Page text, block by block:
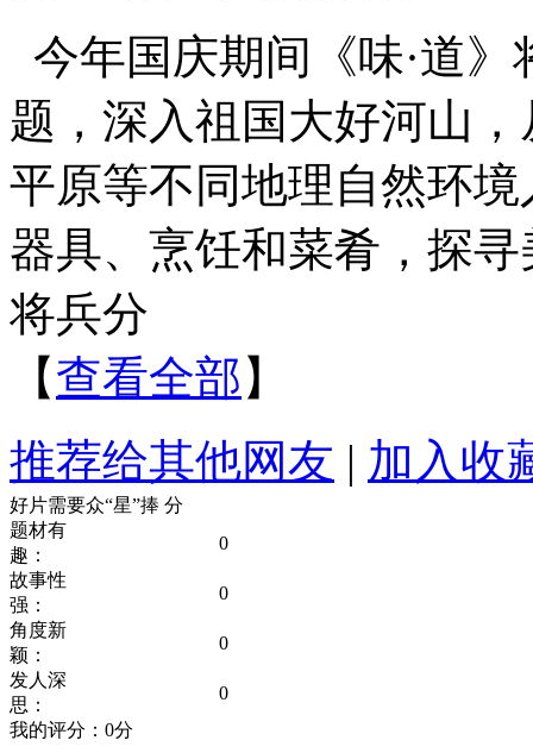
今年国庆期间《味·道
题，深入祖国大好河山
平原等不同地理自然环
器具、烹饪和菜肴，探
将兵分
【查看全部 】
推荐给其他网友 | 加入收
好片需要众“星”捧 分
题材有
趣：
0
故事性
强：
0
角度新
颖：
0
发人深
思：
0
我的评分： 0分